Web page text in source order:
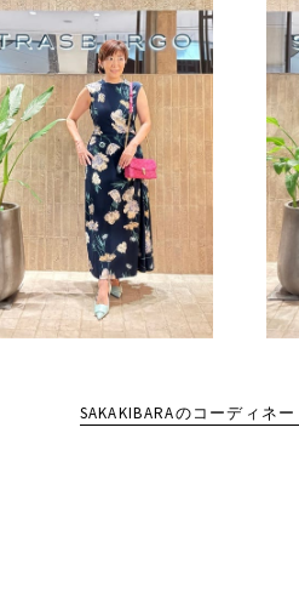
SAKAKIBARAのコーディネ